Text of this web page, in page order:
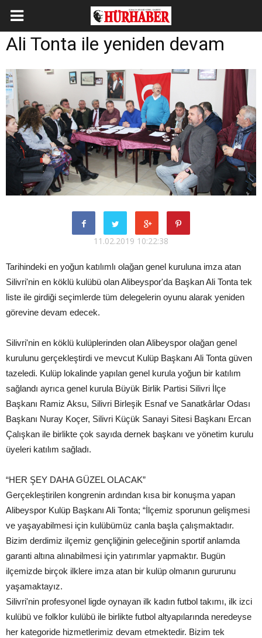
Ali Tonta ile yeniden devam
11.02.2019 10:22:38
Tarihindeki en yoğun katılımlı olağan genel kuruluna imza atan
Silivri'nin en köklü kulübü olan Alibeyspor'da Başkan Ali Tonta tek
liste ile girdiği seçimlerde tüm delegelerin oyunu alarak yeniden
görevine devam edecek.
Silivri'nin en köklü kulüplerinden olan Alibeyspor olağan genel
kurulunu gerçekleştirdi ve mevcut Kulüp Başkanı Ali Tonta güven
tazeledi. Kulüp lokalinde yapılan genel kurula yoğun bir katılım
sağlandı ayrıca genel kurula Büyük Birlik Partisi Silivri İlçe
Başkanı Ramiz Aksu, Silivri Birleşik Esnaf ve Sanatkârlar Odası
Başkanı Nuray Koçer, Silivri Küçük Sanayi Sitesi Başkanı Ercan
Çalışkan ile birlikte çok sayıda dernek başkanı ve yönetim kurulu
üyeleri katılım sağladı.
“HER ŞEY DAHA GÜZEL OLACAK”
Gerçekleştirilen kongrenin ardından kısa bir konuşma yapan
Alibeyspor Kulüp Başkanı Ali Tonta; “İlçemiz sporunun gelişmesi
ve yaşayabilmesi için kulübümüz canla başla çalışmaktadır.
Bizim derdimiz ilçemiz gençliğinin geleceğinin sportif anlamda
garanti altına alınabilmesi için yatırımlar yapmaktır. Bugün
ilçemizde birçok ilklere imza atan bir kulüp olmanın gururunu
yaşamaktayız.
Silivri'nin profesyonel ligde oynayan ilk kadın futbol takımı, ilk izci
kulübü ve folklor kulübü ile birlikte futbol altyapılarında neredeyse
her kategoride hizmetlerimiz devam etmektedir. Bizim tek